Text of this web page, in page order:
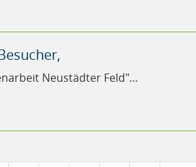
Neustädter Feld"…